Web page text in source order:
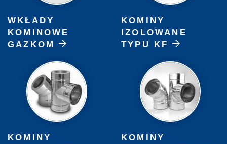
WKŁADY
KOMINOWE
GAZKOM
KOMINY
IZOLOWANE
TYPU KF
KOMINY
KOMINY